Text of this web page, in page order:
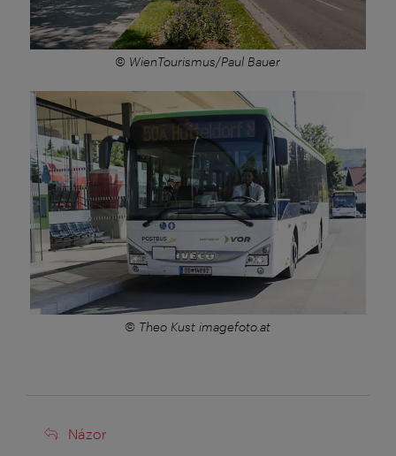
© WienTourismus/Paul Bauer
© Theo Kust imagefoto.at
Názor
Názor